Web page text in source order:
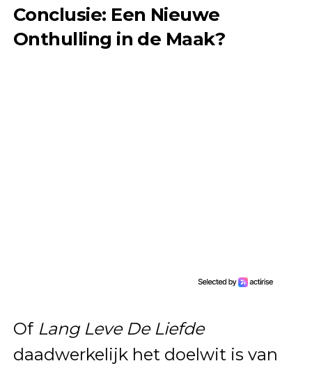
Conclusie: Een Nieuwe
Onthulling in de Maak?
Of Lang Leve De Liefde
daadwerkelijk het doelwit is van